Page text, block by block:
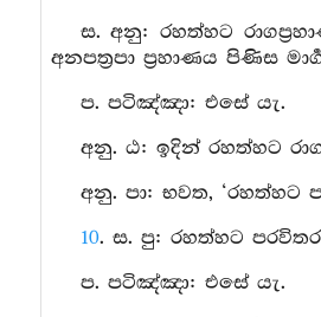
ස. අනු: රහත්හට
අනපත්‍රපා ප්‍රහාණය පිණිස
ප. පටිඤ්ඤා: එසේ යැ.
අනු. ඨ: ඉදින් රහත්හට
අනු. පා: භවත, ‘රහත්හට
10. ස. පු: රහත්හට
ප. පටිඤ්ඤා: එසේ යැ.